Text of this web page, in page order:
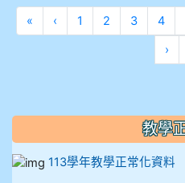
« 第一頁
‹ 上一頁
1 2 3 4
›下
教學
113學年教學正常化資料